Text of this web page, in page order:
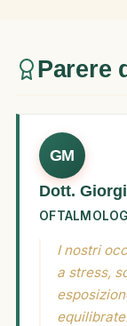
Parere
GM
Dott.
I nostri
a stress,